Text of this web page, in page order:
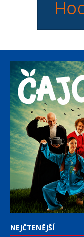
NEJČTENĚJŠÍ